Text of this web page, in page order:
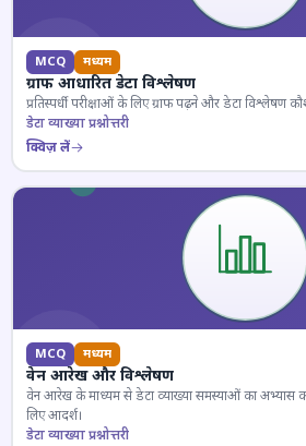
MCQ मध्यम
ग्राफ आधारित डेटा विश्लेषण
प्रतिस्पर्धी परीक्षाओं के लिए ग्राफ पढ़ने और डेटा विश्लेषण
डेटा व्याख्या प्रश्नोत्तरी
क्विज़ लें
MCQ मध्यम
वेन आरेख और विश्लेषण
वेन आरेख के माध्यम से डेटा व्याख्या समस्याओं का अभ्यास करें।
लिए आदर्श।
डेटा व्याख्या प्रश्नोत्तरी